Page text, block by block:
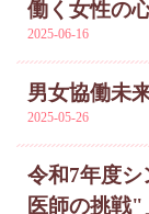
働く女性の
2025-06-16
男女協働未
2025-05-26
令和7年度
医師の挑戦"